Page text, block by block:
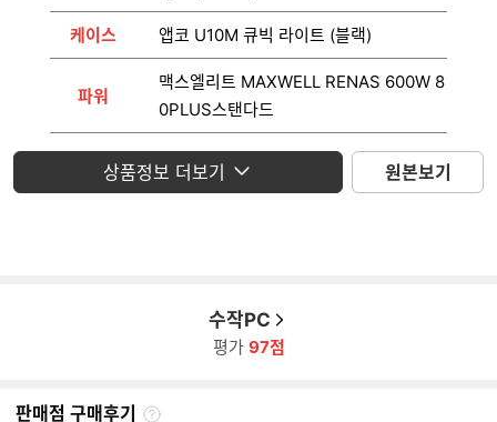
케이스 앱코 U10M 큐빅 라이트 (블랙)
파워
맥스엘리트 MAXWELL RENAS 600W 8
0PLUS스탠다드
운영체제 미포함
상품정보 더보기 원본보기
수작PC
평가 97점
판매점 구매후기